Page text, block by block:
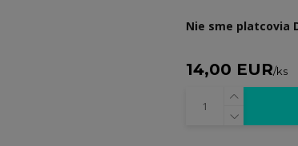
Nie sme platcovia
14,00 EUR/ks